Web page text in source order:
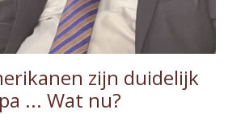
zijn duidelijk
... Wat nu?